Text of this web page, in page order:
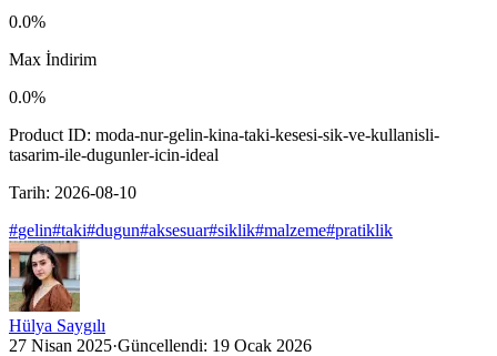
0.0%
Max İndirim
0.0%
Product ID: moda-nur-gelin-kina-taki-kesesi-sik-ve-kullanisli-
tasarim-ile-dugunler-icin-ideal
Tarih: 2026-08-10
#gelin#taki#dugun#aksesuar#siklik#malzeme#pratiklik
Hülya Saygılı
27 Nisan 2025·Güncellendi: 19 Ocak 2026